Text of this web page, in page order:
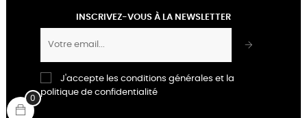
INSCRIVEZ-VOUS À LA NEWSLETTER
J'accepte les conditions générales et la
politique de confidentialité
0